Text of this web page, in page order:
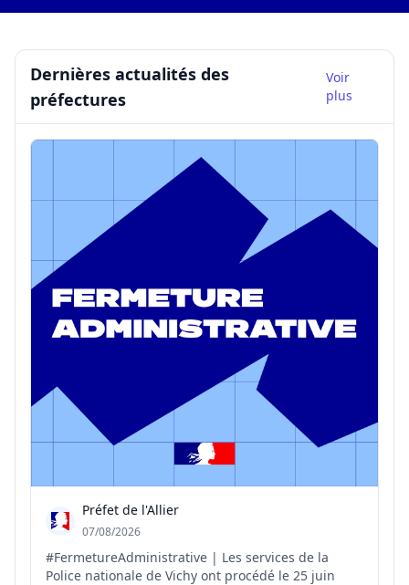
Dernières actualités des
préfectures
Voir
plus
Préfet de l'Allier
07/08/2026
#FermetureAdministrative | Les services de la
Police nationale de Vichy ont procédé le 25 juin